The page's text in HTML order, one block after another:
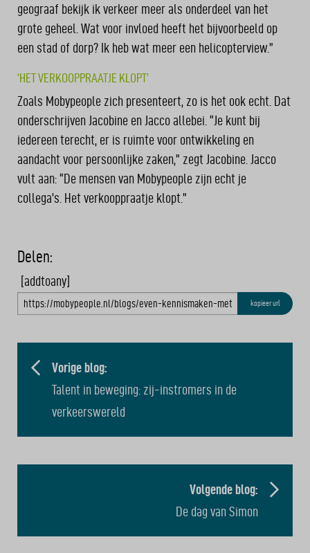
geograaf bekijk ik verkeer meer als onderdeel van het
grote geheel. Wat voor invloed heeft het bijvoorbeeld op
een stad of dorp? Ik heb wat meer een helicopterview.”
‘HET VERKOOPPRAATJE KLOPT’
Zoals Mobypeople zich presenteert, zo is het ook echt. Dat
onderschrijven Jacobine en Jacco allebei. “Je kunt bij
iedereen terecht, er is ruimte voor ontwikkeling en
aandacht voor persoonlijke zaken,” zegt Jacobine. Jacco
vult aan: “De mensen van Mobypeople zijn echt je
collega’s. Het verkooppraatje klopt.”
Delen:
[addtoany]
kopieer url
NAVIGATIE
Vorige blog:
Talent in beweging: zij-instromers in de
verkeerswereld
Volgende blog:
De dag van Simon